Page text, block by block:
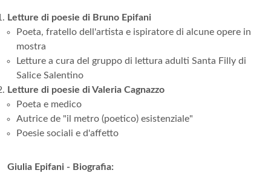
Letture di poesie di Bruno Epifani
Poeta, fratello dell'artista e ispiratore di alcune opere in
mostra
Letture a cura del gruppo di lettura adulti Santa Filly di
Salice Salentino
Letture di poesie di Valeria Cagnazzo
Poeta e medico
Autrice de "il metro (poetico) esistenziale"
Poesie sociali e d'affetto
Giulia Epifani - Biografia: